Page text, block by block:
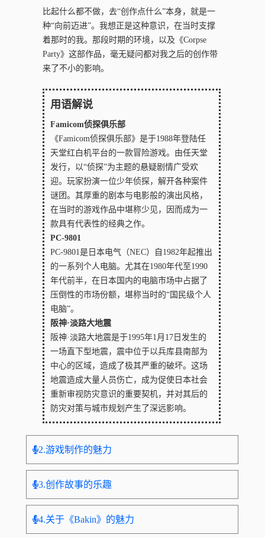
比起什么都不做，去“创作点什么”本身，就是一
种“向前迈进”。我想正是这种意识，在当时支撑
着那时的我。那段时期的环境，以及《Corpse
Party》这部作品，毫无疑问都对我之后的创作带
来了不小的影响。
用语解说
Famicom侦探俱乐部
《Famicom侦探俱乐部》是于1988年登陆任
天堂红白机平台的一款冒险游戏。由任天堂
发行，以“侦探”为主题的悬疑剧情广受欢
迎。玩家扮演一位少年侦探，解开各种案件
谜团。其厚重的剧本与电影般的演出风格，
在当时的游戏作品中堪称少见，因而成为一
款具有代表性的经典之作。
PC-9801
PC-9801是日本电气（NEC）自1982年起推出
的一系列个人电脑。尤其在1980年代至1990
年代前半，在日本国内的电脑市场中占据了
压倒性的市场份额，堪称当时的“国民级个人
电脑”。
阪神·淡路大地震
阪神·淡路大地震是于1995年1月17日发生的
一场直下型地震，震中位于以兵库县南部为
中心的区域，造成了极其严重的破坏。这场
地震造成大量人员伤亡，成为促使日本社会
重新审视防灾意识的重要契机，并对其后的
防灾对策与城市规划产生了深远影响。
2.游戏制作的魅力
3.创作故事的乐趣
4.关于《Bakin》的魅力